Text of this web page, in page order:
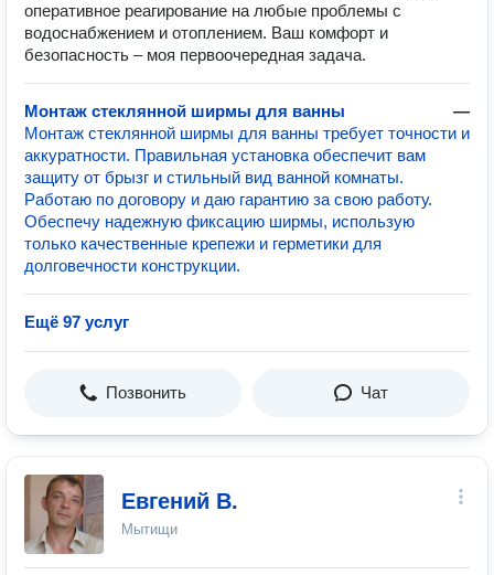
оперативное реагирование на любые проблемы с
водоснабжением и отоплением. Ваш комфорт и
безопасность – моя первоочередная задача.
Монтаж стеклянной ширмы для ванны
—
Монтаж стеклянной ширмы для ванны требует точности и
аккуратности. Правильная установка обеспечит вам
защиту от брызг и стильный вид ванной комнаты.
Работаю по договору и даю гарантию за свою работу.
Обеспечу надежную фиксацию ширмы, использую
только качественные крепежи и герметики для
долговечности конструкции.
Ещё 97 услуг
Позвонить Чат
Евгений В.
Мытищи